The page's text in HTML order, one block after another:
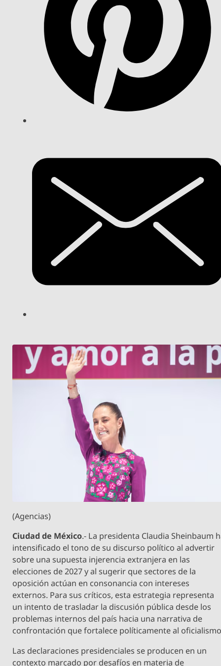
(Agencias)
Ciudad de México.- La presidenta Claudia Sheinbaum
intensificado el tono de su discurso político al advertir
sobre una supuesta injerencia extranjera en las
elecciones de 2027 y al sugerir que sectores de la
oposición actúan en consonancia con intereses
externos. Para sus críticos, esta estrategia representa
un intento de trasladar la discusión pública desde los
problemas internos del país hacia una narrativa de
confrontación que fortalece políticamente al
Las declaraciones presidenciales se producen en un
contexto marcado por desafíos en materia de